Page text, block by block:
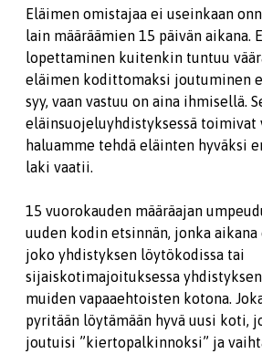
Eläimen omistajaa ei useinkaan
lain määräämien 15 päivän aikana.
lopettaminen kuitenkin tuntuu
eläimen kodittomaksi joutuminen
syy, vaan vastuu on aina ihmisellä.
eläinsuojeluyhdistyksessä toimivat
haluamme tehdä eläinten hyväksi
laki vaatii.
15 vuorokauden määräajan
uuden kodin etsinnän, jonka
joko yhdistyksen löytökodissa tai
sijaiskotimajoituksessa
muiden vapaaehtoisten kotona.
pyritään löytämään hyvä uusi koti,
joutuisi ”kiertopalkinnoksi” ja